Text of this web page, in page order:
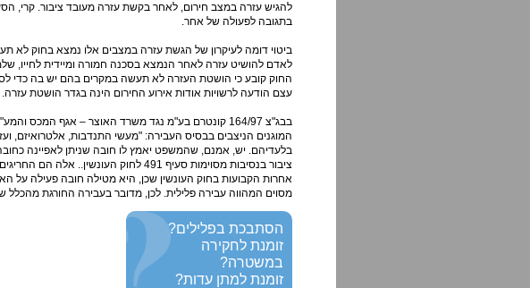
להגיש עזרה במצב חירום, לאחר בקשת עזרה מעובד ציבור. קרי,
בתגובה לפעולה של אחר.
לאדם להושיט עזרה לאחר הנמצא בסכנה חמורה ומיידית לחייו,
החוק קובע כי הושטת העזרה לא תעשה במקרים בהם יש בה כדי
עצם הודעה לרשויות אודות אירוע החירום הינה בגדר הושטת עזרה.
בבג"צ 164/97 קונטרם בע"מ נגד משרד האוצר – אגף
המוגנים הניצבים בבסיס העבירה: "מעשי התנדבות, אלטרואיזם,
בלעדיהם. יש, אמנם, שהמשפט יאמץ לו חובה שניתן לאפיינה
ציבור בנסיבות מסוימות סעיף 491 לחוק
אחרות הקבועות בחוק העונשין שכן, היא מטילה חובה פעילה על
מסוים המהווה עבירה פלילית. לכן, מדובר בעבירה החורגת מהכלל
הסתבכת בפלילים?
זומנת לחקירה
במשטרה?
זומנת למתן עדות?